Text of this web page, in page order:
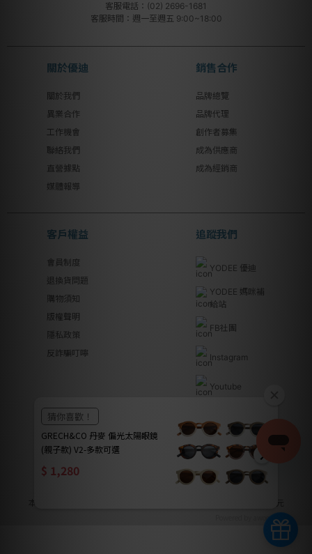
客服電話：(02) 2696-1681
客服時間：週一至週五 9:00~18:00
關於優迪
關於我們
異業合作
工作機會
聯絡我們
直營據點
媒體報導
銷售合作
品牌總覽
品牌代理
創作者募集
成為供應商
成為經銷商
客戶權益
會員制度
退換貨問題
購物須知
版權聲明
隱私政策
反詐騙叮嚀
追蹤我們
YODEE 優迪
YODEE 媽咪補
給站
FB社團
Instagram
Youtube
優迪國際股份有限公司 | YODEE INTERNATIONAL CO., LTD
法律顧問｜瀛睿律師事務所 Copyright 2024 © YODEE優迪
本公司全系列商品皆已投保南山產物保險產品責任險新台幣2000萬元
Powered by awoo.ai